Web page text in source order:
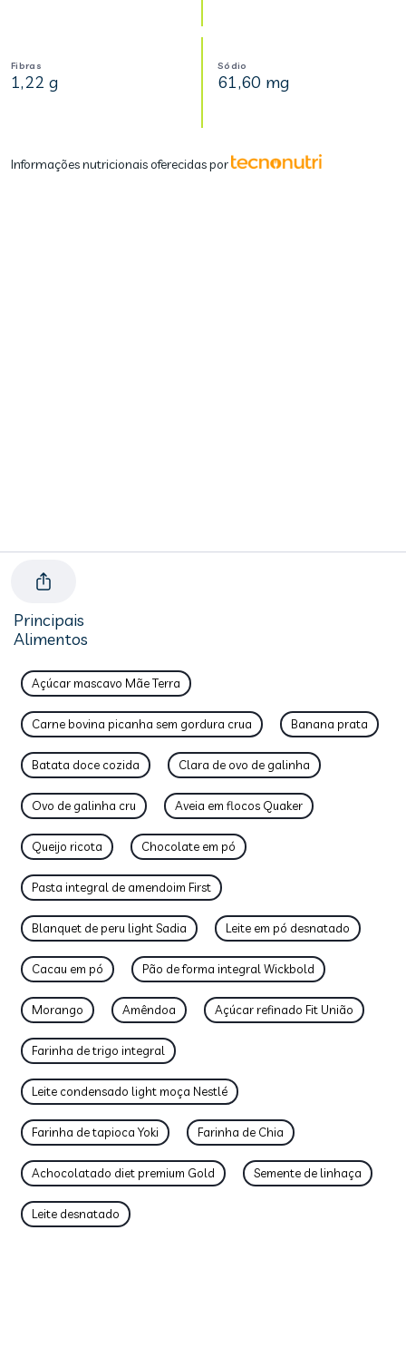
Fibras
1,22 g
Sódio
61,60 mg
Informações nutricionais oferecidas por
Principais
Alimentos
Açúcar mascavo Mãe Terra
Carne bovina picanha sem gordura crua Banana prata
Batata doce cozida Clara de ovo de galinha
Ovo de galinha cru Aveia em flocos Quaker
Queijo ricota Chocolate em pó
Pasta integral de amendoim First
Blanquet de peru light Sadia Leite em pó desnatado
Cacau em pó Pão de forma integral Wickbold
Morango Amêndoa Açúcar refinado Fit União
Farinha de trigo integral
Leite condensado light moça Nestlé
Farinha de tapioca Yoki Farinha de Chia
Achocolatado diet premium Gold Semente de linhaça
Leite desnatado